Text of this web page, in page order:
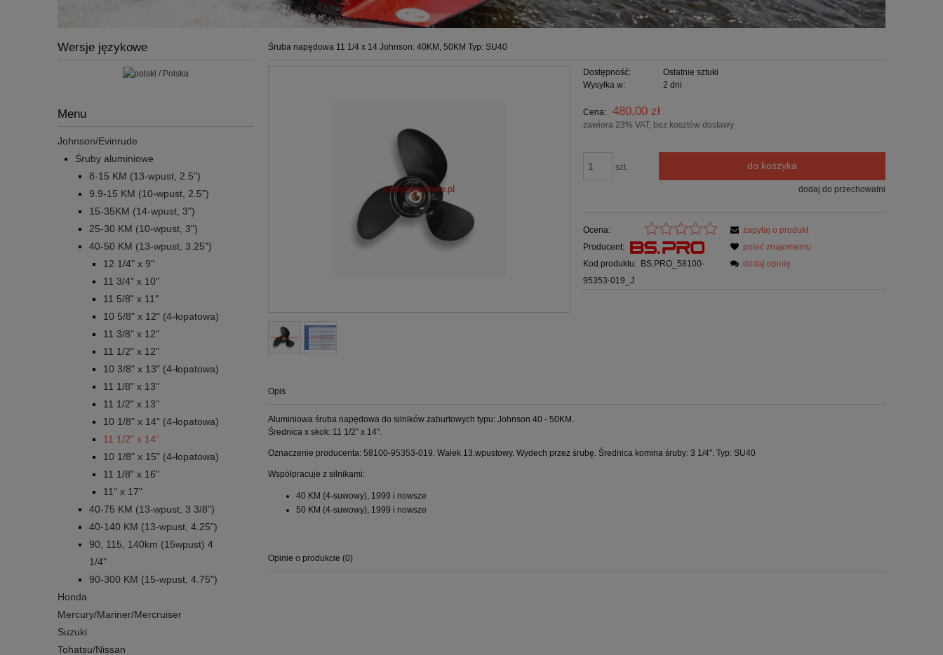
Wersje językowe
Menu
Johnson/Evinrude
Śruby aluminiowe
8-15 KM (13-wpust, 2.5")
9.9-15 KM (10-wpust, 2.5")
15-35KM (14-wpust, 3")
25-30 KM (10-wpust, 3")
40-50 KM (13-wpust, 3.25")
12 1/4" x 9"
11 3/4" x 10"
11 5/8" x 11"
10 5/8" x 12" (4-łopatowa)
11 3/8" x 12"
11 1/2" x 12"
10 3/8" x 13" (4-łopatowa)
11 1/8" x 13"
11 1/2" x 13"
10 1/8" x 14" (4-łopatowa)
11 1/2" x 14"
10 1/8" x 15" (4-łopatowa)
11 1/8" x 16"
11" x 17"
40-75 KM (13-wpust, 3 3/8")
40-140 KM (13-wpust, 4.25")
90, 115, 140km (15wpust) 4
1/4"
90-300 KM (15-wpust, 4.75")
Honda
Mercury/Mariner/Mercruiser
Suzuki
Tohatsu/Nissan
Śruba napędowa 11 1/4 x 14 Johnson: 40KM, 50KM Typ: SU40
Dostępność:
Ostatnie sztuki
Wysyłka w:
2 dni
Cena: 480,00 zł
zawiera 23% VAT, bez kosztów dostawy
szt. do koszyka
dodaj do przechowalni
Ocena:
Producent:
Kod produktu: BS.PRO_58100-
95353-019_J
zapytaj o produkt
poleć znajomemu
dodaj opinię
Opis
Aluminiowa śruba napędowa do silników zaburtowych typu: Johnson 40 - 50KM.
Średnica x skok: 11 1/2" x 14".
Oznaczenie producenta: 58100-95353-019. Wałek 13.wpustowy. Wydech przez śrubę. Średnica komina śruby: 3 1/4". Typ: SU40
Współpracuje z silnikami:
40 KM (4-suwowy), 1999 i nowsze
50 KM (4-suwowy), 1999 i nowsze
Opinie o produkcie (0)